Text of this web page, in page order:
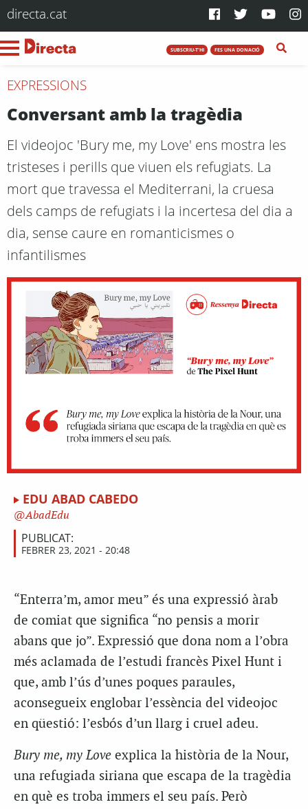
directa.cat
SUBSCRIU-T'HI FES UNA DONACIÓ
EXPRESSIONS
Conversant amb la tragèdia
El videojoc 'Bury me, my Love' ens mostra les
tristeses i perills que viuen els refugiats. La
mort que travessa el Mediterrani, la cruesa
dels camps de refugiats i la incertesa del dia a
dia, sense caure en romanticismes o
infantilismes
EDU ABAD CABEDO
AbadEdu
PUBLICAT:
FEBRER 23, 2021 - 20:48
“Enterra’m, amor meu” és una expressió àrab
de comiat que significa “no pensis a morir
abans que jo”. Expressió que dona nom a l’obra
més aclamada de l’estudi francès Pixel Hunt i
que, amb l’ús d’unes poques paraules,
aconsegueix englobar l’essència del videojoc
en qüestió: l’esbós d’un llarg i cruel adeu.
Bury me, my Love explica la història de la Nour,
una refugiada siriana que escapa de la tragèdia
en què es troba immers el seu país. Però